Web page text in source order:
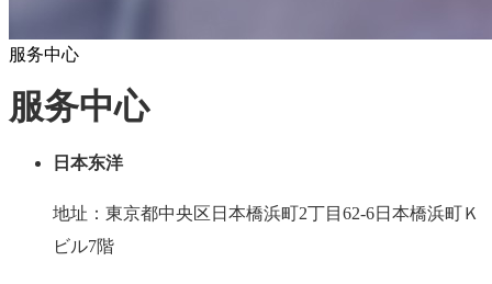
服务中心
服务中心
日本东洋
地址：東京都中央区日本橋浜町2丁目62-6日本橋浜町Ｋ
ビル7階